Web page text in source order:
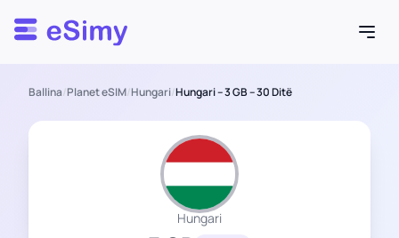
Esimy
Ballina/Planet eSIM/Hungari/Hungari – 3 GB – 30 Ditë
Hungari